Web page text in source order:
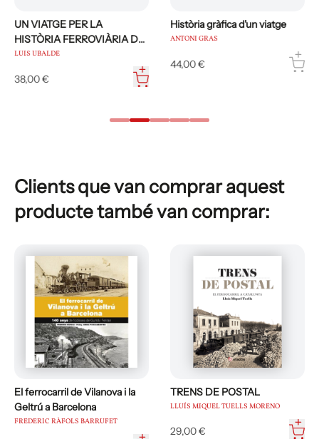
UN VIATGE PER LA
HISTÒRIA FERROVIÀRIA DE
CATALUNYA
LUIS UBALDE
38,00 €
Història gràfica d'un viatge
ANTONI GRAS
44,00 €
Clients que van comprar aquest
producte també van comprar:
El ferrocarril de Vilanova i la
Geltrú a Barcelona
FREDERIC RÀFOLS BARRUFET
TRENS DE POSTAL
LLUÍS MIQUEL TUELLS MORENO
29,00 €